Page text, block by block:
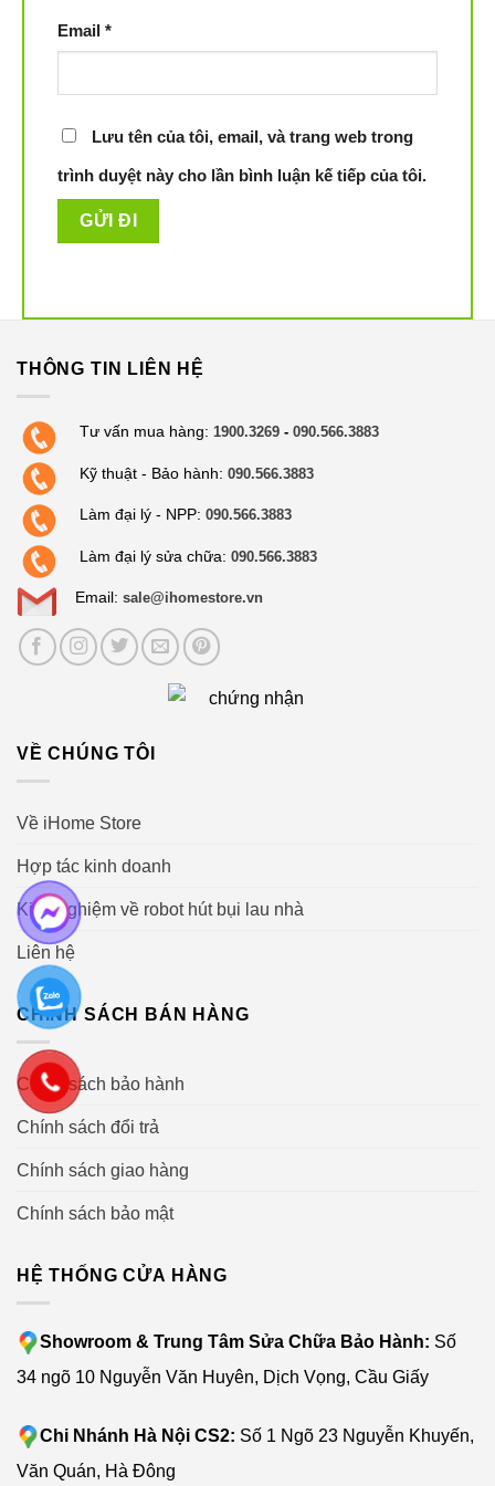
thang bậc thềm, tự động về sạc khi hết pin.
Bể chứa nước 240ml điều khiển vi mô chính xác lau
ướt toàn bộ ngôi nhà cùng một lúc sau đó lau khô.
Email *
Lưu tên của tôi, email, và trang web trong
trình duyệt này cho lần bình luận kế tiếp của tôi.
THÔNG TIN LIÊN HỆ
Tư vấn mua hàng: 1900.3269 -090.566.3883
Kỹ thuật - Bảo hành: 090.566.3883
Làm đại lý - NPP: 090.566.3883
Làm đại lý sửa chữa: 090.566.3883
Email: sale@ihomestore.vn
VỀ CHÚNG TÔI
Về iHome Store
Hợp tác kinh doanh
Kinh nghiệm về robot hút bụi lau nhà
Liên hệ
CHÍNH SÁCH BÁN HÀNG
Chính sách bảo hành
Chính sách đổi trả
Chính sách giao hàng
Chính sách bảo mật
HỆ THỐNG CỬA HÀNG
Showroom & Trung Tâm Sửa Chữa Bảo Hành: Số
34 ngõ 10 Nguyễn Văn Huyên, Dịch Vọng, Cầu Giấy
Chi Nhánh Hà Nội CS2: Số 1 Ngõ 23 Nguyễn Khuyến,
Văn Quán, Hà Đông